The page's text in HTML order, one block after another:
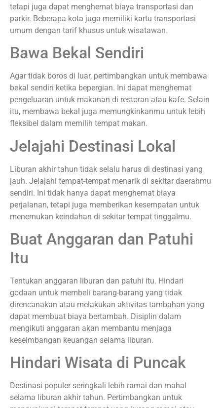
tetapi juga dapat menghemat biaya transportasi dan
parkir. Beberapa kota juga memiliki kartu transportasi
umum dengan tarif khusus untuk wisatawan.
Bawa Bekal Sendiri
Agar tidak boros di luar, pertimbangkan untuk membawa
bekal sendiri ketika bepergian. Ini dapat menghemat
pengeluaran untuk makanan di restoran atau kafe. Selain
itu, membawa bekal juga memungkinkanmu untuk lebih
fleksibel dalam memilih tempat makan.
Jelajahi Destinasi Lokal
Liburan akhir tahun tidak selalu harus di destinasi yang
jauh. Jelajahi tempat-tempat menarik di sekitar daerahmu
sendiri. Ini tidak hanya dapat menghemat biaya
perjalanan, tetapi juga memberikan kesempatan untuk
menemukan keindahan di sekitar tempat tinggalmu.
Buat Anggaran dan Patuhi
Itu
Tentukan anggaran liburan dan patuhi itu. Hindari
godaan untuk membeli barang-barang yang tidak
direncanakan atau melakukan aktivitas tambahan yang
dapat membuat biaya bertambah. Disiplin dalam
mengikuti anggaran akan membantu menjaga
keseimbangan keuangan selama liburan.
Hindari Wisata di Puncak
Destinasi populer seringkali lebih ramai dan mahal
selama liburan akhir tahun. Pertimbangkan untuk